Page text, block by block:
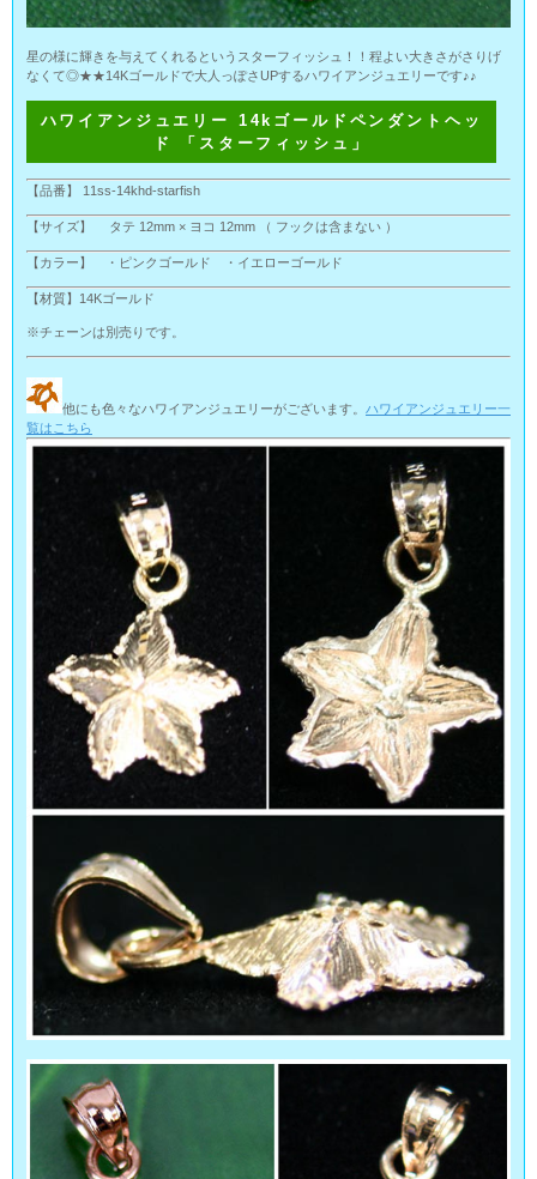
星の様に輝きを与えてくれるというスターフィッシュ！！程よい大きさがさりげ
なくて◎★★14Kゴールドで大人っぽさUPするハワイアンジュエリーです♪♪
ハワイアンジュエリー 14kゴールドペンダントヘッ
ド 「スターフィッシュ」
【品番】 11ss-14khd-starfish
【サイズ】 タテ 12mm × ヨコ 12mm （ フックは含まない ）
【カラー】 ・ピンクゴールド ・イエローゴールド
【材質】14Kゴールド
※チェーンは別売りです。
他にも色々なハワイアンジュエリーがございます。 ハワイアンジュエリー一
覧はこちら